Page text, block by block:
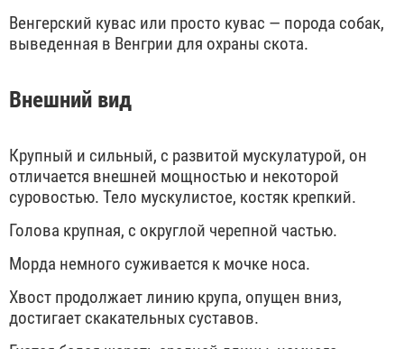
Венгерский кувас или просто кувас — порода собак,
выведенная в Венгрии для охраны скота.
Внешний вид
Крупный и сильный, с развитой мускулатурой, он
отличается внешней мощностью и некоторой
суровостью. Тело мускулистое, костяк крепкий.
Голова крупная, с округлой черепной частью.
Морда немного суживается к мочке носа.
Хвост продолжает линию крупа, опущен вниз,
достигает скакательных суставов.